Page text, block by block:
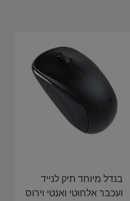
בנדל מיוחד תיק לנייד
ועכבר אלחוטי ואנטי וירוס